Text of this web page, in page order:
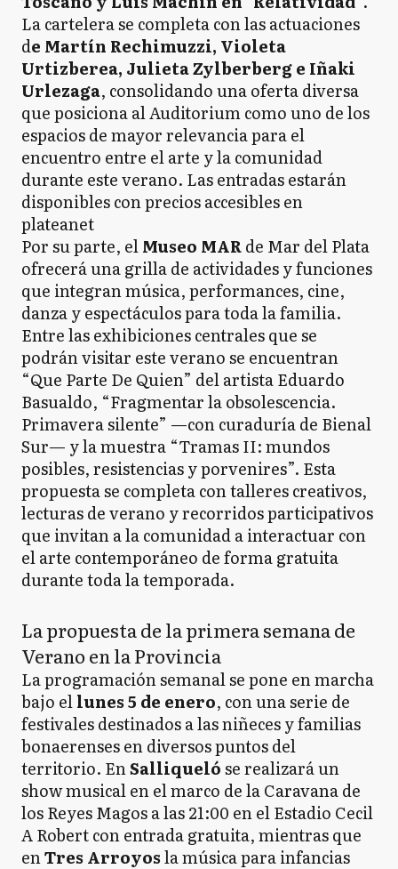
La cartelera se completa con las actuaciones
de Martín Rechimuzzi, Violeta
Urtizberea, Julieta Zylberberg e Iñaki
Urlezaga, consolidando una oferta diversa
que posiciona al Auditorium como uno de los
espacios de mayor relevancia para el
encuentro entre el arte y la comunidad
durante este verano. Las entradas estarán
disponibles con precios accesibles en
plateanet
Por su parte, elMuseo MARde Mar del Plata
ofrecerá una grilla de actividades y funciones
que integran música, performances, cine,
danza y espectáculos para toda la familia.
Entre las exhibiciones centrales que se
podrán visitar este verano se encuentran
“Que Parte De Quien” del artista Eduardo
Basualdo, “Fragmentar la obsolescencia.
Primavera silente” —con curaduría de Bienal
Sur— y la muestra “Tramas II: mundos
posibles, resistencias y porvenires”. Esta
propuesta se completa con talleres creativos,
lecturas de verano y recorridos participativos
que invitan a la comunidad a interactuar con
el arte contemporáneo de forma gratuita
durante toda la temporada.
La propuesta de la primera semana de
Verano en la Provincia
La programación semanal se pone en marcha
bajo ellunes 5 de enero, con una serie de
festivales destinados a las niñeces y familias
bonaerenses en diversos puntos del
territorio. EnSalliquelóse realizará un
show musical en el marco de la Caravana de
los Reyes Magos a las 21:00 en el Estadio Cecil
A Robert con entrada gratuita, mientras que
enTres Arroyosla música para infancias